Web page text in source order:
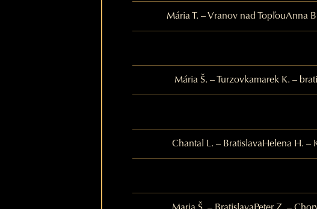
Mária T. – Vranov nad TopľouAnna
Mária Š. – Turzovkamarek K. –
Chantal L. – BratislavaHelena H. –